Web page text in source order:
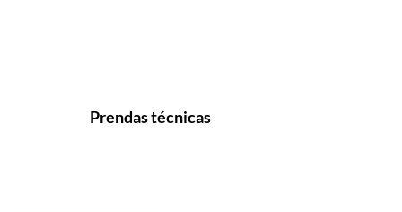
Prendas técnicas